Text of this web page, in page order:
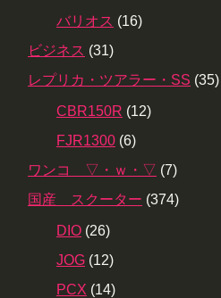
バリオス (16)
ビジネス (31)
レプリカ・ツアラー・SS (35)
CBR150R (12)
FJR1300 (6)
ワンコ ▽・ｗ・▽ (7)
国産 スクーター (374)
DIO (26)
JOG (12)
PCX (14)